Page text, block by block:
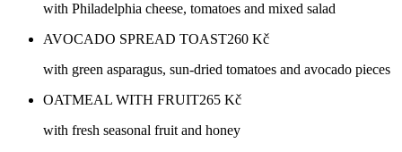
with Philadelphia cheese, tomatoes and mixed salad
AVOCADO SPREAD TOAST260 Kč
with green asparagus, sun-dried tomatoes and avocado pieces
OATMEAL WITH FRUIT265 Kč
with fresh seasonal fruit and honey